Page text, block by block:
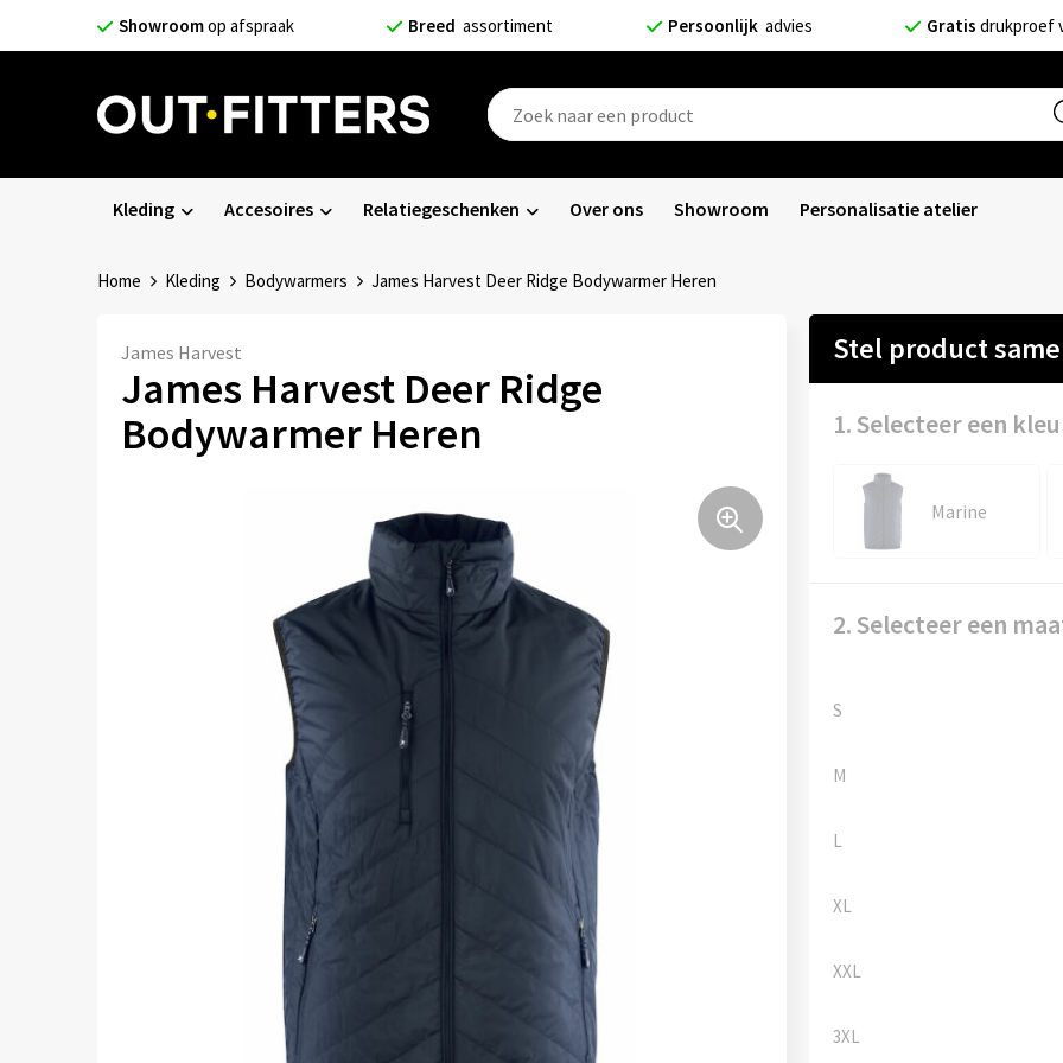
Showroomop afspraak Breed assortiment Persoonlijk advies Gratis drukproef
Kleding Accesoires Relatiegeschenken Over ons Showroom Personalisatie atelier
Home Kleding Bodywarmers James Harvest Deer Ridge Bodywarmer Heren
James Harvest
James Harvest Deer Ridge
Bodywarmer Heren
Stel product
1. Selecteer een
Marine
2. Selecteer een
S
M
L
XL
XXL
3XL